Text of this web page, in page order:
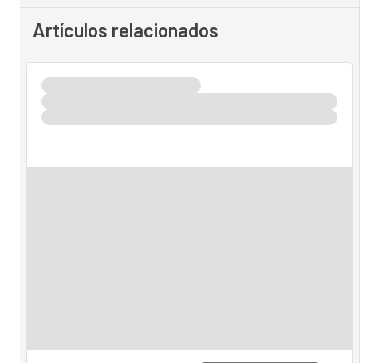
Artículos relacionados